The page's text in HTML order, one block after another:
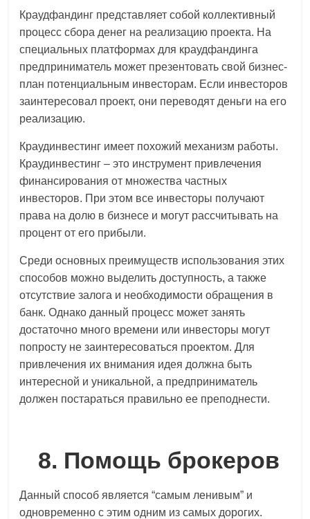
Краудфандинг представляет собой коллективный
процесс сбора денег на реализацию проекта. На
специальных платформах для краудфандинга
предприниматель может презентовать свой бизнес-
план потенциальным инвесторам. Если инвесторов
заинтересовал проект, они переводят деньги на его
реализацию.
Краудинвестинг имеет похожий механизм работы.
Краудинвестинг – это инструмент привлечения
финансирования от множества частных
инвесторов. При этом все инвесторы получают
права на долю в бизнесе и могут рассчитывать на
процент от его прибыли.
Среди основных преимуществ использования этих
способов можно выделить доступность, а также
отсутствие залога и необходимости обращения в
банк. Однако данный процесс может занять
достаточно много времени или инвесторы могут
попросту не заинтересоваться проектом. Для
привлечения их внимания идея должна быть
интересной и уникальной, а предприниматель
должен постараться правильно ее преподнести.
8. Помощь брокеров
Данный способ является “самым ленивым” и
одновременно с этим одним из самых дорогих.